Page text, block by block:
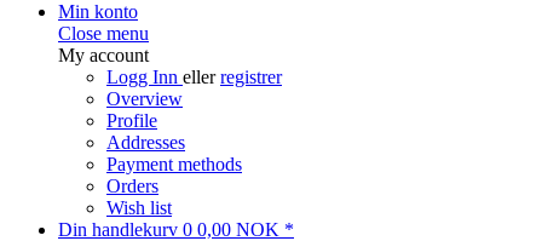
Min konto
Close menu
My account
Logg Inn ellerregistrer
Overview
Profile
Addresses
Payment methods
Orders
Wish list
Din handlekurv 0 0,00 NOK *